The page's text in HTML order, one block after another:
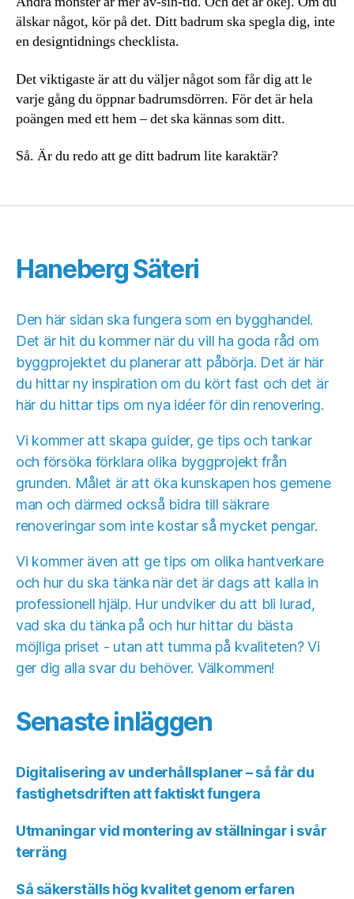
älskar något, kör på det. Ditt badrum ska spegla dig, inte
en designtidnings checklista.
Det viktigaste är att du väljer något som får dig att le
varje gång du öppnar badrumsdörren. För det är hela
poängen med ett hem – det ska kännas som ditt.
Så. Är du redo att ge ditt badrum lite karaktär?
Haneberg Säteri
Den här sidan ska fungera som en bygghandel.
Det är hit du kommer när du vill ha goda råd om
byggprojektet du planerar att påbörja. Det är här
du hittar ny inspiration om du kört fast och det är
här du hittar tips om nya idéer för din renovering.
Vi kommer att skapa guider, ge tips och tankar
och försöka förklara olika byggprojekt från
grunden. Målet är att öka kunskapen hos gemene
man och därmed också bidra till säkrare
renoveringar som inte kostar så mycket pengar.
Vi kommer även att ge tips om olika hantverkare
och hur du ska tänka när det är dags att kalla in
professionell hjälp. Hur undviker du att bli lurad,
vad ska du tänka på och hur hittar du bästa
möjliga priset - utan att tumma på kvaliteten? Vi
ger dig alla svar du behöver. Välkommen!
Senaste inläggen
Digitalisering av underhållsplaner – så får du
fastighetsdriften att faktiskt fungera
Utmaningar vid montering av ställningar i svår
terräng
Så säkerställs hög kvalitet genom erfaren